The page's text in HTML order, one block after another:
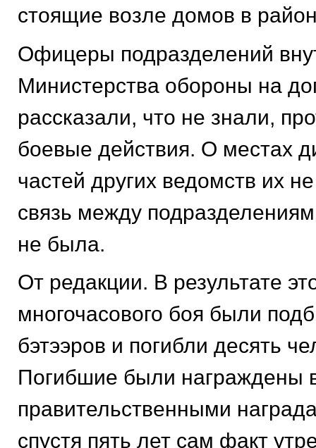
стоящие возле домов в
Офицеры подразделений
Министерства обороны на
рассказали, что не знали,
боевые действия. О местах
частей других ведомств их
связь между
не была.
От редакции. В результате
многочасового боя были
бэтээров и погибли десять
Погибшие были награждены
правительственными
спустя пять лет сам факт